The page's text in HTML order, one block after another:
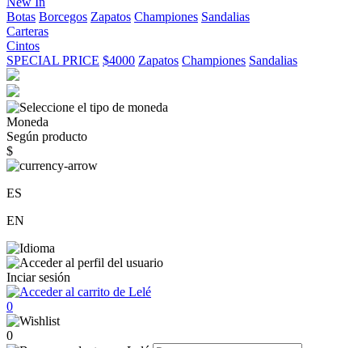
Botas Borcegos Zapatos Championes Sandalias
Carteras
Cintos
SPECIAL PRICE $4000 Zapatos Championes Sandalias
Moneda
Según producto
$
ES
EN
Inciar sesión
0
0